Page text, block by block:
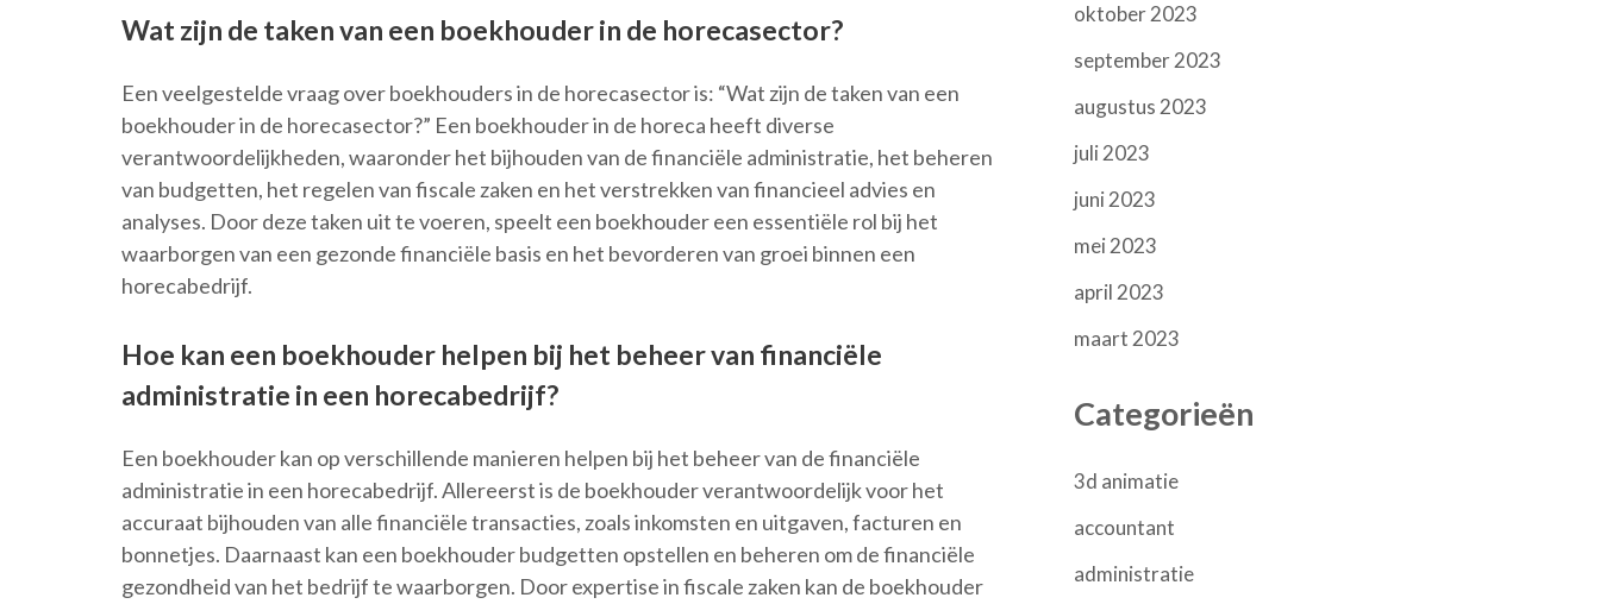
Wat zijn de taken van een boekhouder in de horecasector?
Een veelgestelde vraag over boekhouders in de horecasector is: “Wat zijn de taken van een
boekhouder in de horecasector?” Een boekhouder in de horeca heeft diverse
verantwoordelijkheden, waaronder het bijhouden van de financiële administratie, het beheren
van budgetten, het regelen van fiscale zaken en het verstrekken van financieel advies en
analyses. Door deze taken uit te voeren, speelt een boekhouder een essentiële rol bij het
waarborgen van een gezonde financiële basis en het bevorderen van groei binnen een
horecabedrijf.
Hoe kan een boekhouder helpen bij het beheer van financiële
administratie in een horecabedrijf?
Een boekhouder kan op verschillende manieren helpen bij het beheer van de financiële
administratie in een horecabedrijf. Allereerst is de boekhouder verantwoordelijk voor het
accuraat bijhouden van alle financiële transacties, zoals inkomsten en uitgaven, facturen en
bonnetjes. Daarnaast kan een boekhouder budgetten opstellen en beheren om de financiële
gezondheid van het bedrijf te waarborgen. Door expertise in fiscale zaken kan de boekhouder
oktober 2023
september 2023
augustus 2023
juli 2023
juni 2023
mei 2023
april 2023
maart 2023
Categorieën
3d animatie
accountant
administratie